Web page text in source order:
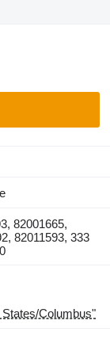
82001665,
82011593, 333
Columbus"